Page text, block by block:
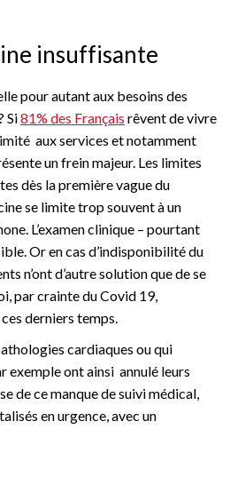
insuffisante
pour autant aux besoins des
Si81% des Français rêvent de vivre
aux services et notamment
un frein majeur. Les limites
dès la première vague du
se limite trop souvent à un
L’examen clinique – pourtant
Or en cas d’indisponibilité du
n’ont d’autre solution que de se
par crainte du Covid 19,
derniers temps.
cardiaques ou qui
exemple ont ainsi annulé leurs
de ce manque de suivi médical,
en urgence, avec un